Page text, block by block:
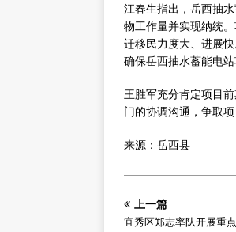
江春生指出，岳西抽
物工作量并实现纳统
迁移民力度大、进展
确保岳西抽水蓄能电
王胜军充分肯定项目
门的协调沟通，争取
来源：岳西县
上一篇
宜秀区郑志率队开展重